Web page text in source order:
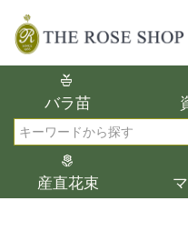
バラ苗
産直花束
在庫
在庫ありのみ表示
検索
複数の条
選択した
結果に表
タイプ、
択してく